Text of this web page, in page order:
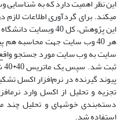
این نظر اهمیت دارد که به
می­کند. برای گردآوری اطلاعات
این پژوهش، کل 40
هر 40 وب سایت جهت محاسبه هم
سایت به وب سایت مورد جستجو
پیوند گیرنده در نرم‌افزار اکسل
استفاده شد.